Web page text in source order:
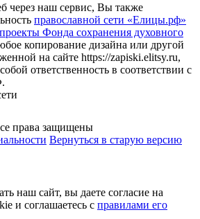
через наш сервис, Вы также
православной сети «Елицы.рф»
Фонда сохранения духовного
копирование дизайна или другой
на сайте https://zapiski.elitsy.ru,
ответственность в соответствии с
права защищены
Вернуться в старую версию
наш сайт, вы даете согласие на
и соглашаетесь с правилами его